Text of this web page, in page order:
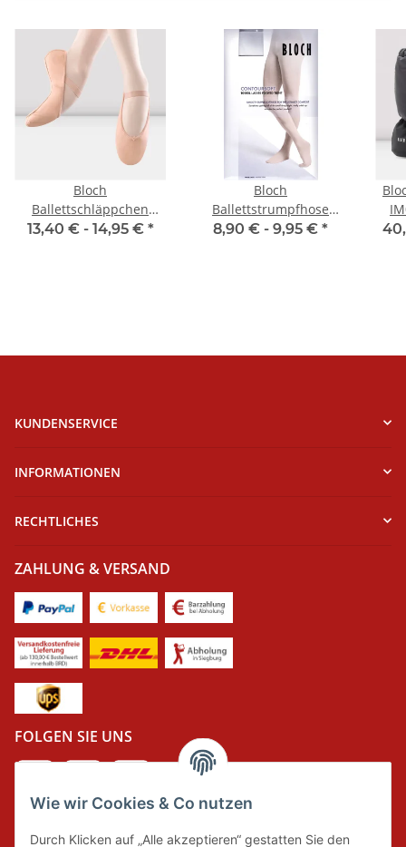
Wie wir Cookies & Co nutzen
Durch Klicken auf „Alle akzeptieren“ gestatten Sie den
Bloch
Ballettschläppchen
S0209L Arise - Damen
13,40 € - 14,95 € *
Bloch
Ballettstrumpfhose
T0981 Footed Tight
8,90 € - 9,95 € *
KUNDENSERVICE
INFORMATIONEN
RECHTLICHES
ZAHLUNG & VERSAND
FOLGEN SIE UNS